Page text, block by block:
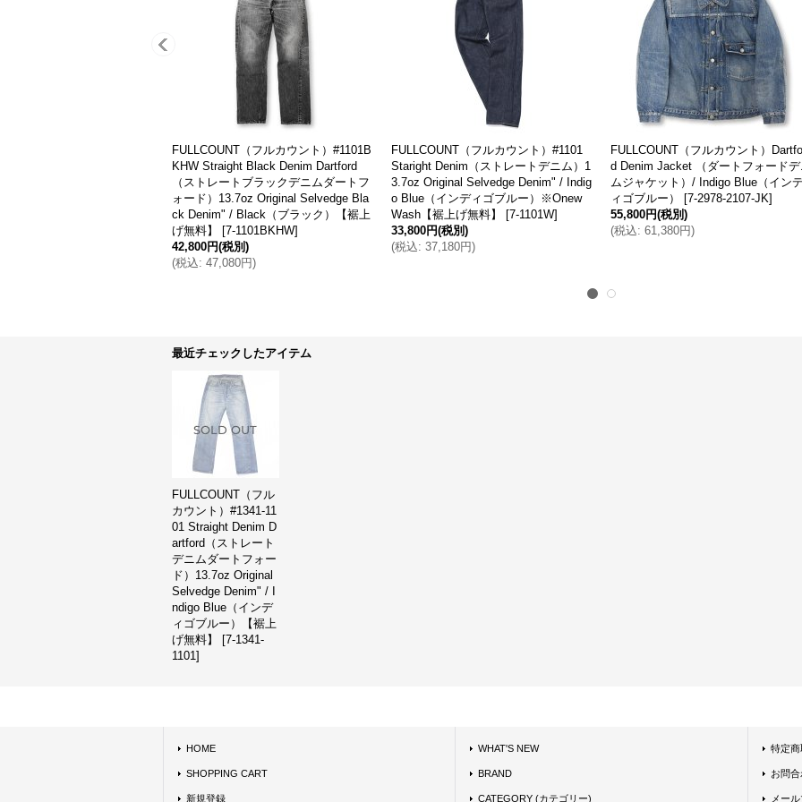
FULLCOUNT（フルカウント）#1110 T
apered Denim（テーパードデニム）"1
3.7oz Original Selvedge Denim" / Indig
o Blue（インディゴブルー）※One W
ash【裾上げ無料】
[7-1110W ]
33,800円
(税別)
(税込: 37,180円
最近チェックしたアイテム
FULLCOUNT（フル
カウント）#1341-11
01 Straight Denim D
artford（ストレート
デニムダートフォー
ド）13.7oz Original
Selvedge Denim" / I
ndigo Blue（インデ
ィゴブルー）【裾上
げ無料】
[7-1341-
1101]
HOME
SHOPPING CART
新規登録
WHAT'S NEW
BRAND
CATEGORY (カテゴリー)
特定
お問
メー